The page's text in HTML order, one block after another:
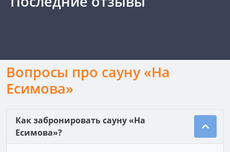
Вопросы про сауну «На
Есимова»
Как забронировать сауну «На
Есимова»?